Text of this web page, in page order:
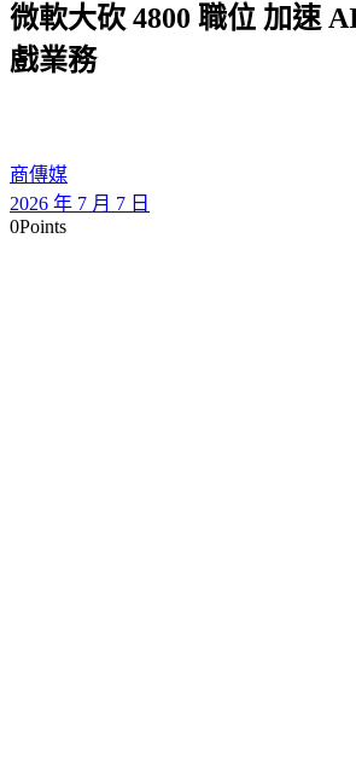
微軟大砍 4800 職位 加速
戲業務
商傳媒
2026 年 7 月 7 日
0Points